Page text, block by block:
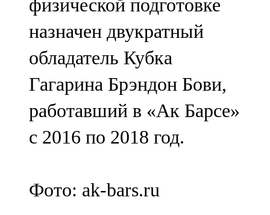
физической подготовке
назначен двукратный
обладатель Кубка
Гагарина Брэндон Бови,
работавший в «Ак Барсе»
с 2016 по 2018 год.
Фото: ak-bars.ru